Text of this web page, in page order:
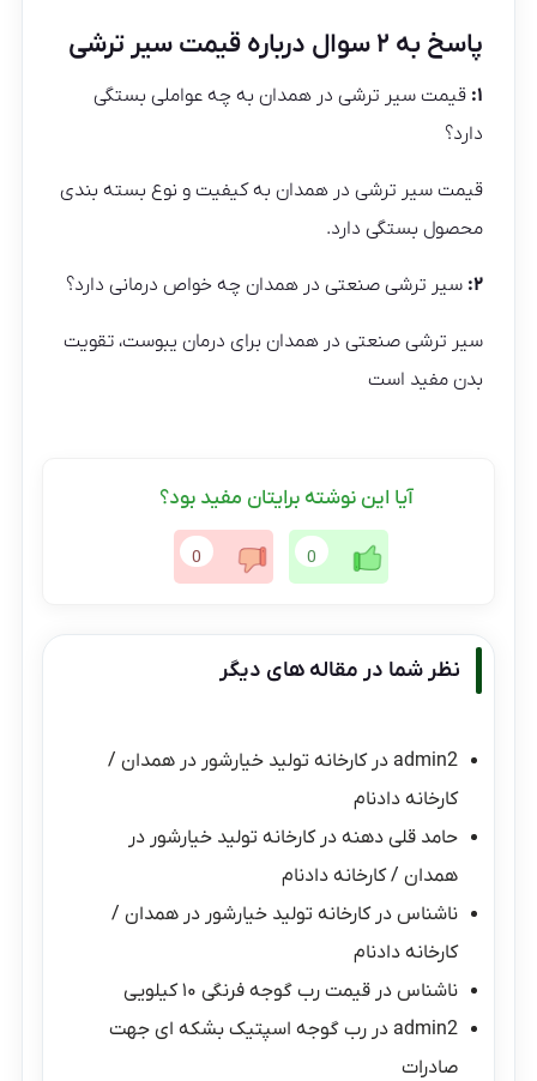
پاسخ به ۲ سوال درباره قیمت سیر ترشی
۱: قیمت سیر ترشی در همدان به چه عواملی بستگی
دارد؟
قیمت سیر ترشی در همدان به کیفیت و نوع بسته بندی
محصول بستگی دارد.
۲: سیر ترشی صنعتی در همدان چه خواص درمانی دارد؟
سیر ترشی صنعتی در همدان برای درمان یبوست، تقویت
بدن مفید است
آیا این نوشته برایتان مفید بود؟
0
0
نظر شما در مقاله های دیگر
admin2 درکارخانه تولید خیارشور در همدان /
کارخانه دادنام
حامد قلی دهنه درکارخانه تولید خیارشور در
همدان / کارخانه دادنام
ناشناس درکارخانه تولید خیارشور در همدان /
کارخانه دادنام
ناشناس درقیمت رب گوجه فرنگی ۱۰ کیلویی
admin2 دررب گوجه اسپتیک بشکه ای جهت
صادرات